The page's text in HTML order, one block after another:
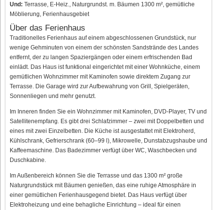
Und: Terrasse, E-Heiz., Naturgrundst. m. Bäumen 1300 m², gemütliche
Möblierung, Ferienhausgebiet
Über das Ferienhaus
Traditionelles Ferienhaus auf einem abgeschlossenen Grundstück, nur
wenige Gehminuten von einem der schönsten Sandstrände des Landes
entfernt, der zu langen Spaziergängen oder einem erfrischenden Bad
einlädt. Das Haus ist funktional eingerichtet mit einer Wohnküche, einem
gemütlichen Wohnzimmer mit Kaminofen sowie direktem Zugang zur
Terrasse. Die Garage wird zur Aufbewahrung von Grill, Spielgeräten,
Sonnenliegen und mehr genutzt.
Im Inneren finden Sie ein Wohnzimmer mit Kaminofen, DVD-Player, TV und
Satellitenempfang. Es gibt drei Schlafzimmer – zwei mit Doppelbetten und
eines mit zwei Einzelbetten. Die Küche ist ausgestattet mit Elektroherd,
Kühlschrank, Gefrierschrank (60–99 l), Mikrowelle, Dunstabzugshaube und
Kaffeemaschine. Das Badezimmer verfügt über WC, Waschbecken und
Duschkabine.
Im Außenbereich können Sie die Terrasse und das 1300 m² große
Naturgrundstück mit Bäumen genießen, das eine ruhige Atmosphäre in
einer gemütlichen Ferienhausgegend bietet. Das Haus verfügt über
Elektroheizung und eine behagliche Einrichtung – ideal für einen